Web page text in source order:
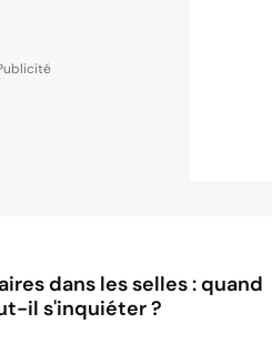
dans les selles : quand
il s'inquiéter ?